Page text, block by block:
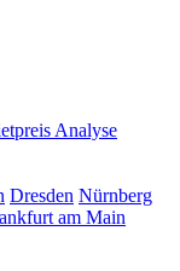
Analyse
Dresden Nürnberg
am Main